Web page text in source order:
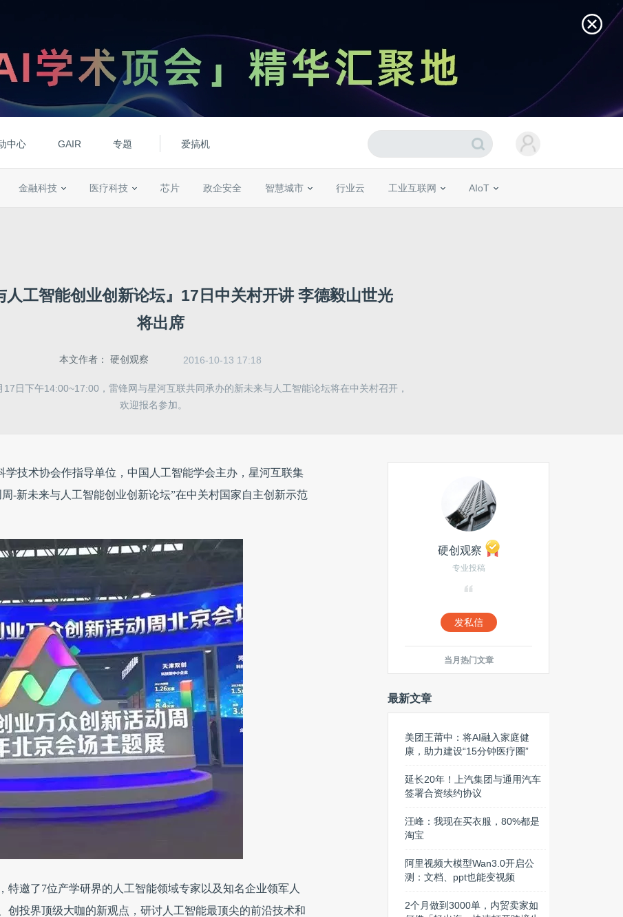
中心 GAIR 专题 爱搞机
金融科技 医疗科技 芯片 政企安全 智慧城市 行业云 工业互联网 AIoT
人工智能创业创新论坛』17日中关村开讲 李德毅山世光
将出席
本文作者： 硬创观察 2016-10-13 17:18
日下午14:00~17:00，雷锋网与星河互联共同承办的新未来与人工智能论坛将在中关村召开，
欢迎报名参加。
学技术协会作指导单位，中国人工智能学会主办，星河互联集
-新未来与人工智能创业创新论坛”在中关村国家自主创新示范
特邀了7位产学研界的人工智能领域专家以及知名企业领军人
创投界顶级大咖的新观点，研讨人工智能最顶尖的前沿技术和
硬创观察
专业投稿
发私信
当月热门文章
最新文章
美团王莆中：将AI融入家庭健
康，助力建设“15分钟医疗圈”
延长20年！上汽集团与通用汽车
签署合资续约协议
汪峰：我现在买衣服，80%都是
淘宝
阿里视频大模型Wan3.0开启公
测：文档、ppt也能变视频
2个月做到3000单，内贸卖家如